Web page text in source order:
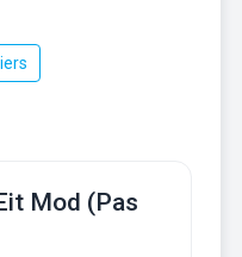
Mod (Pas